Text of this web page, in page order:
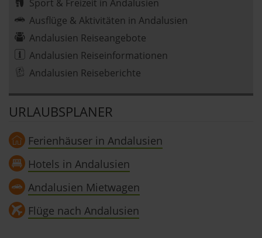
Sport & Freizeit in Andalusien
Ausflüge & Aktivitäten in Andalusien
Andalusien Reiseangebote
Andalusien Reiseinformationen
Andalusien Reiseberichte
URLAUBSPLANER
Ferienhäuser in Andalusien
Hotels in Andalusien
Andalusien Mietwagen
Flüge nach Andalusien